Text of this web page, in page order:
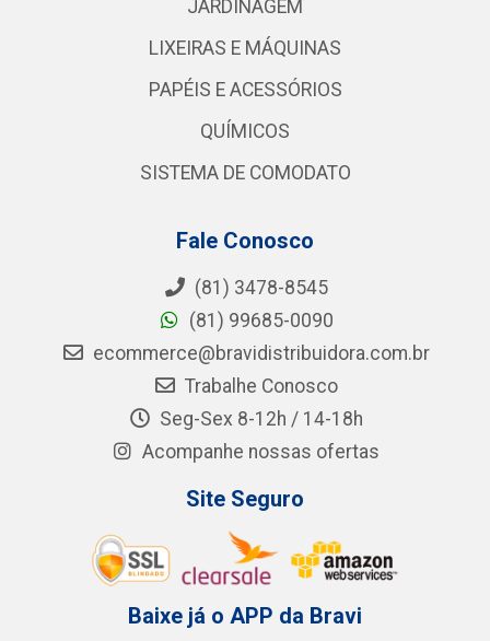
JARDINAGEM
LIXEIRAS E MÁQUINAS
PAPÉIS E ACESSÓRIOS
QUÍMICOS
SISTEMA DE COMODATO
Fale Conosco
(81) 3478-8545
(81) 99685-0090
ecommerce@bravidistribuidora.com.br
Trabalhe Conosco
Seg-Sex 8-12h / 14-18h
Acompanhe nossas ofertas
Site Seguro
Baixe já o APP da Bravi